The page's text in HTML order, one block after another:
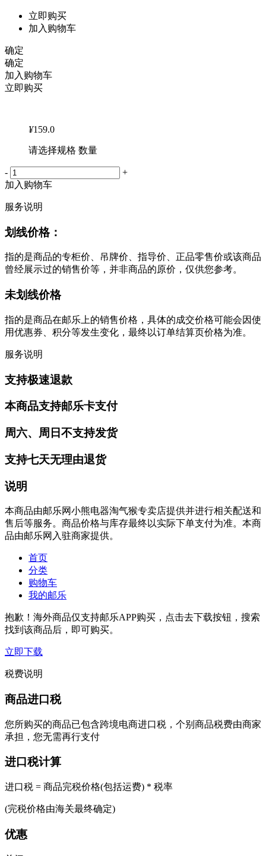
立即购买
加入购物车
确定
确定
加入购物车
立即购买
¥159.0
请选择规格 数量
-
+
加入购物车
服务说明
划线价格：
指的是商品的专柜价、吊牌价、指导价、正品零售价或该商品
曾经展示过的销售价等，并非商品的原价，仅供您参考。
未划线价格
指的是商品在邮乐上的销售价格，具体的成交价格可能会因使
用优惠券、积分等发生变化，最终以订单结算页价格为准。
服务说明
支持极速退款
本商品支持邮乐卡支付
周六、周日不支持发货
支持七天无理由退货
说明
本商品由邮乐网小熊电器淘气猴专卖店提供并进行相关配送和
售后等服务。商品价格与库存最终以实际下单支付为准。本商
品由邮乐网入驻商家提供。
首页
分类
购物车
我的邮乐
抱歉！海外商品仅支持邮乐APP购买，点击去下载按钮，搜索
找到该商品后，即可购买。
立即下载
税费说明
商品进口税
您所购买的商品已包含跨境电商进口税，个别商品税费由商家
承担，您无需再行支付
进口税计算
进口税 = 商品完税价格(包括运费) * 税率
(完税价格由海关最终确定)
优惠